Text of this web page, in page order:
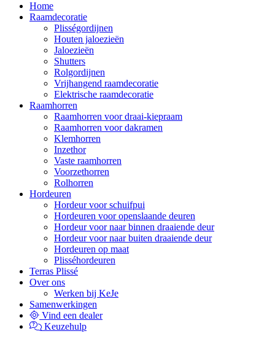
Home
Raamdecoratie
Plisségordijnen
Houten jaloezieën
Jaloezieën
Shutters
Rolgordijnen
Vrijhangend raamdecoratie
Elektrische raamdecoratie
Raamhorren
Raamhorren voor draai-kiepraam
Raamhorren voor dakramen
Klemhorren
Inzethor
Vaste raamhorren
Voorzethorren
Rolhorren
Hordeuren
Hordeur voor schuifpui
Hordeuren voor openslaande deuren
Hordeur voor naar binnen draaiende deur
Hordeur voor naar buiten draaiende deur
Hordeuren op maat
Plisséhordeuren
Terras Plissé
Over ons
Werken bij KeJe
Samenwerkingen
Vind een dealer
Keuzehulp